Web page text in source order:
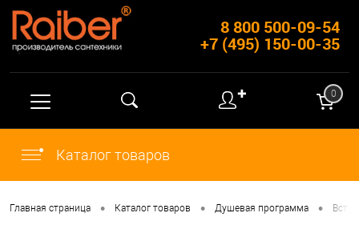
8 800 500-09-54
+7 (495) 150-00-35
✚ 0
Каталог товаров
Главная страница • Каталог товаров • Душевая программа •